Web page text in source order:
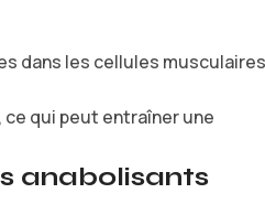
dans les cellules
qui peut entraîner une
anabolisants